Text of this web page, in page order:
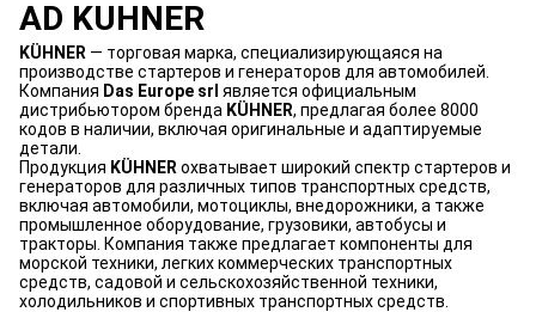
AD KUHNER
KÜHNER — торговая марка, специализирующаяся на
производстве стартеров и генераторов для автомобилей.
Компания Das Europe srl является официальным
дистрибьютором бренда KÜHNER, предлагая более 8000
кодов в наличии, включая оригинальные и адаптируемые
детали.
Продукция KÜHNER охватывает широкий спектр стартеров и
генераторов для различных типов транспортных средств,
включая автомобили, мотоциклы, внедорожники, а также
промышленное оборудование, грузовики, автобусы и
тракторы. Компания также предлагает компоненты для
морской техники, легких коммерческих транспортных
средств, садовой и сельскохозяйственной техники,
холодильников и спортивных транспортных средств.